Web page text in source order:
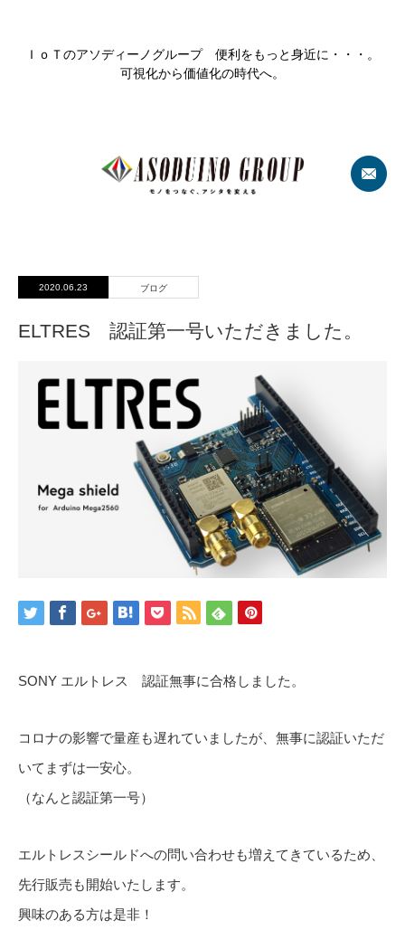
ＩｏＴのアソディーノグループ 便利をもっと身近に・・・。
可視化から価値化の時代へ。
2020.06.23 ブログ
ELTRES 認証第一号いただきました。
SONY エルトレス 認証無事に合格しました。
コロナの影響で量産も遅れていましたが、無事に認証いただ
いてまずは一安心。
（なんと認証第一号）
エルトレスシールドへの問い合わせも増えてきているため、
先行販売も開始いたします。
興味のある方は是非！